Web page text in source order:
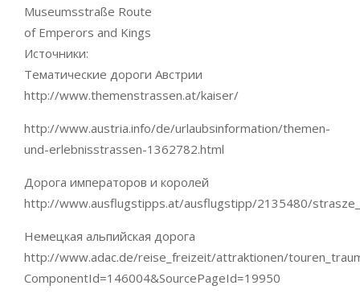
Museumsstraße Route
of Emperors and Kings
Источники:
Тематические дороги Австрии
http://www.themenstrassen.at/kaiser/
http://www.austria.info/de/urlaubsinformation/themen-
und-erlebnisstrassen-1362782.html
Дорога императоров и королей
http://www.ausflugstipps.at/ausflugstipp/2135480/
Немецкая альпийская дорога
http://www.adac.de/reise_freizeit/attraktionen/
ComponentId=146004&SourcePageId=19950